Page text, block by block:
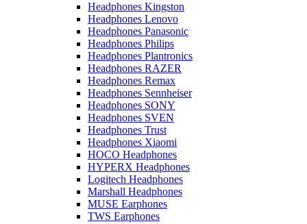
Headphones Kingston
Headphones Lenovo
Headphones Panasonic
Headphones Philips
Headphones Plantronics
Headphones RAZER
Headphones Remax
Headphones Sennheiser
Headphones SONY
Headphones SVEN
Headphones Trust
Headphones Xiaomi
HOCO Headphones
HYPERX Headphones
Logitech Headphones
Marshall Headphones
MUSE Earphones
TWS Earphones